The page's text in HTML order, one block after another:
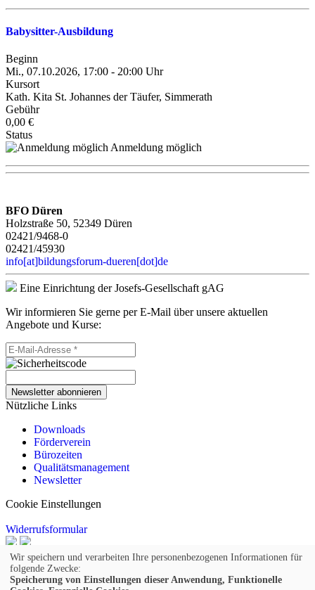
Babysitter-Ausbildung
Beginn
Mi., 07.10.2026, 17:00 - 20:00 Uhr
Kursort
Kath. Kita St. Johannes der Täufer, Simmerath
Gebühr
0,00 €
Status
Anmeldung möglich
BFO Düren
Holzstraße 50, 52349 Düren
02421/9468-0
02421/45930
info[at]bildungsforum-dueren[dot]de
Eine Einrichtung der Josefs-Gesellschaft gAG
Wir informieren Sie gerne per E-Mail über unsere aktuellen
Angebote und Kurse:
Newsletter abonnieren
Nützliche Links
Downloads
Förderverein
Bürozeiten
Qualitätsmanagement
Newsletter
Cookie Einstellungen
Widerrufsformular
© 2026 Kufer Software GmbH
Impressum
Wir speichern und verarbeiten Ihre personenbezogenen Informationen für
folgende Zwecke:
Speicherung von Einstellungen dieser Anwendung, Funktionelle